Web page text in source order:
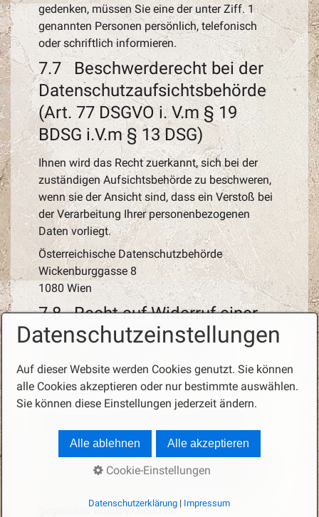
gedenken, müssen Sie eine der unter Ziff. 1
genannten Personen persönlich, telefonisch
oder schriftlich informieren.
7.7 Beschwerderecht bei der
Datenschutzaufsichtsbehörde
(Art. 77 DSGVO i. V.m § 19
BDSG i.V.m § 13 DSG)
Ihnen wird das Recht zuerkannt, sich bei der
zuständigen Aufsichtsbehörde zu beschweren,
wenn sie der Ansicht sind, dass ein Verstoß bei
der Verarbeitung Ihrer personenbezogenen
Daten vorliegt.
Österreichische Datenschutzbehörde
Wickenburggasse 8
1080 Wien
7.8 Recht auf Widerruf einer
datenschutzrechtlichen
DSGVO)
Eine erteilte Einwilligung für die Verarbeitung
jederzeit und ohne Angaben von Gründen
widerrufen. Dies gilt auch für den Widerruf von
Einwilligungserklärungen, die vor Inkrafttreten
gegenüber erteilt worden ist.
Datenschutzeinstellungen
Auf dieser Website werden Cookies genutzt. Sie können
alle Cookies akzeptieren oder nur bestimmte auswählen.
Sie können diese Einstellungen jederzeit ändern.
Alle ablehnen Alle akzeptieren
Cookie-Einstellungen
Datenschutzerklärung | Impressum